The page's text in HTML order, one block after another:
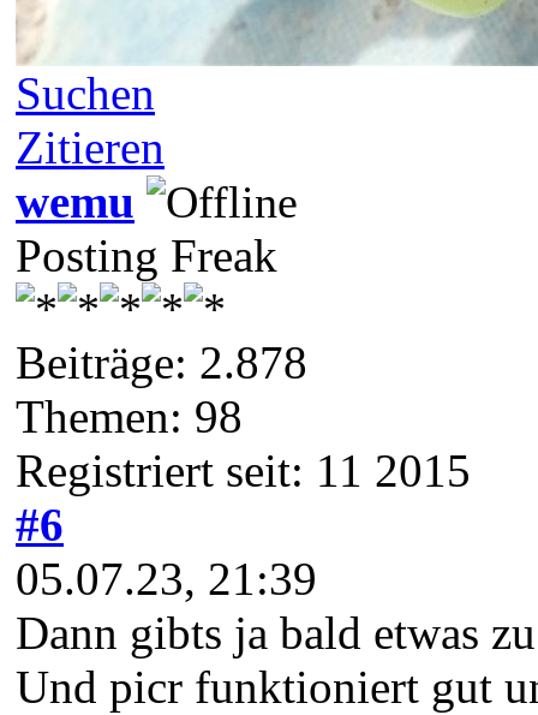
Suchen
Zitieren
wemu
Posting Freak
Beiträge: 2.878
Themen: 98
Registriert seit: 11 2015
#6
05.07.23, 21:39
Dann gibts ja bald etwas
Und picr funktioniert gut